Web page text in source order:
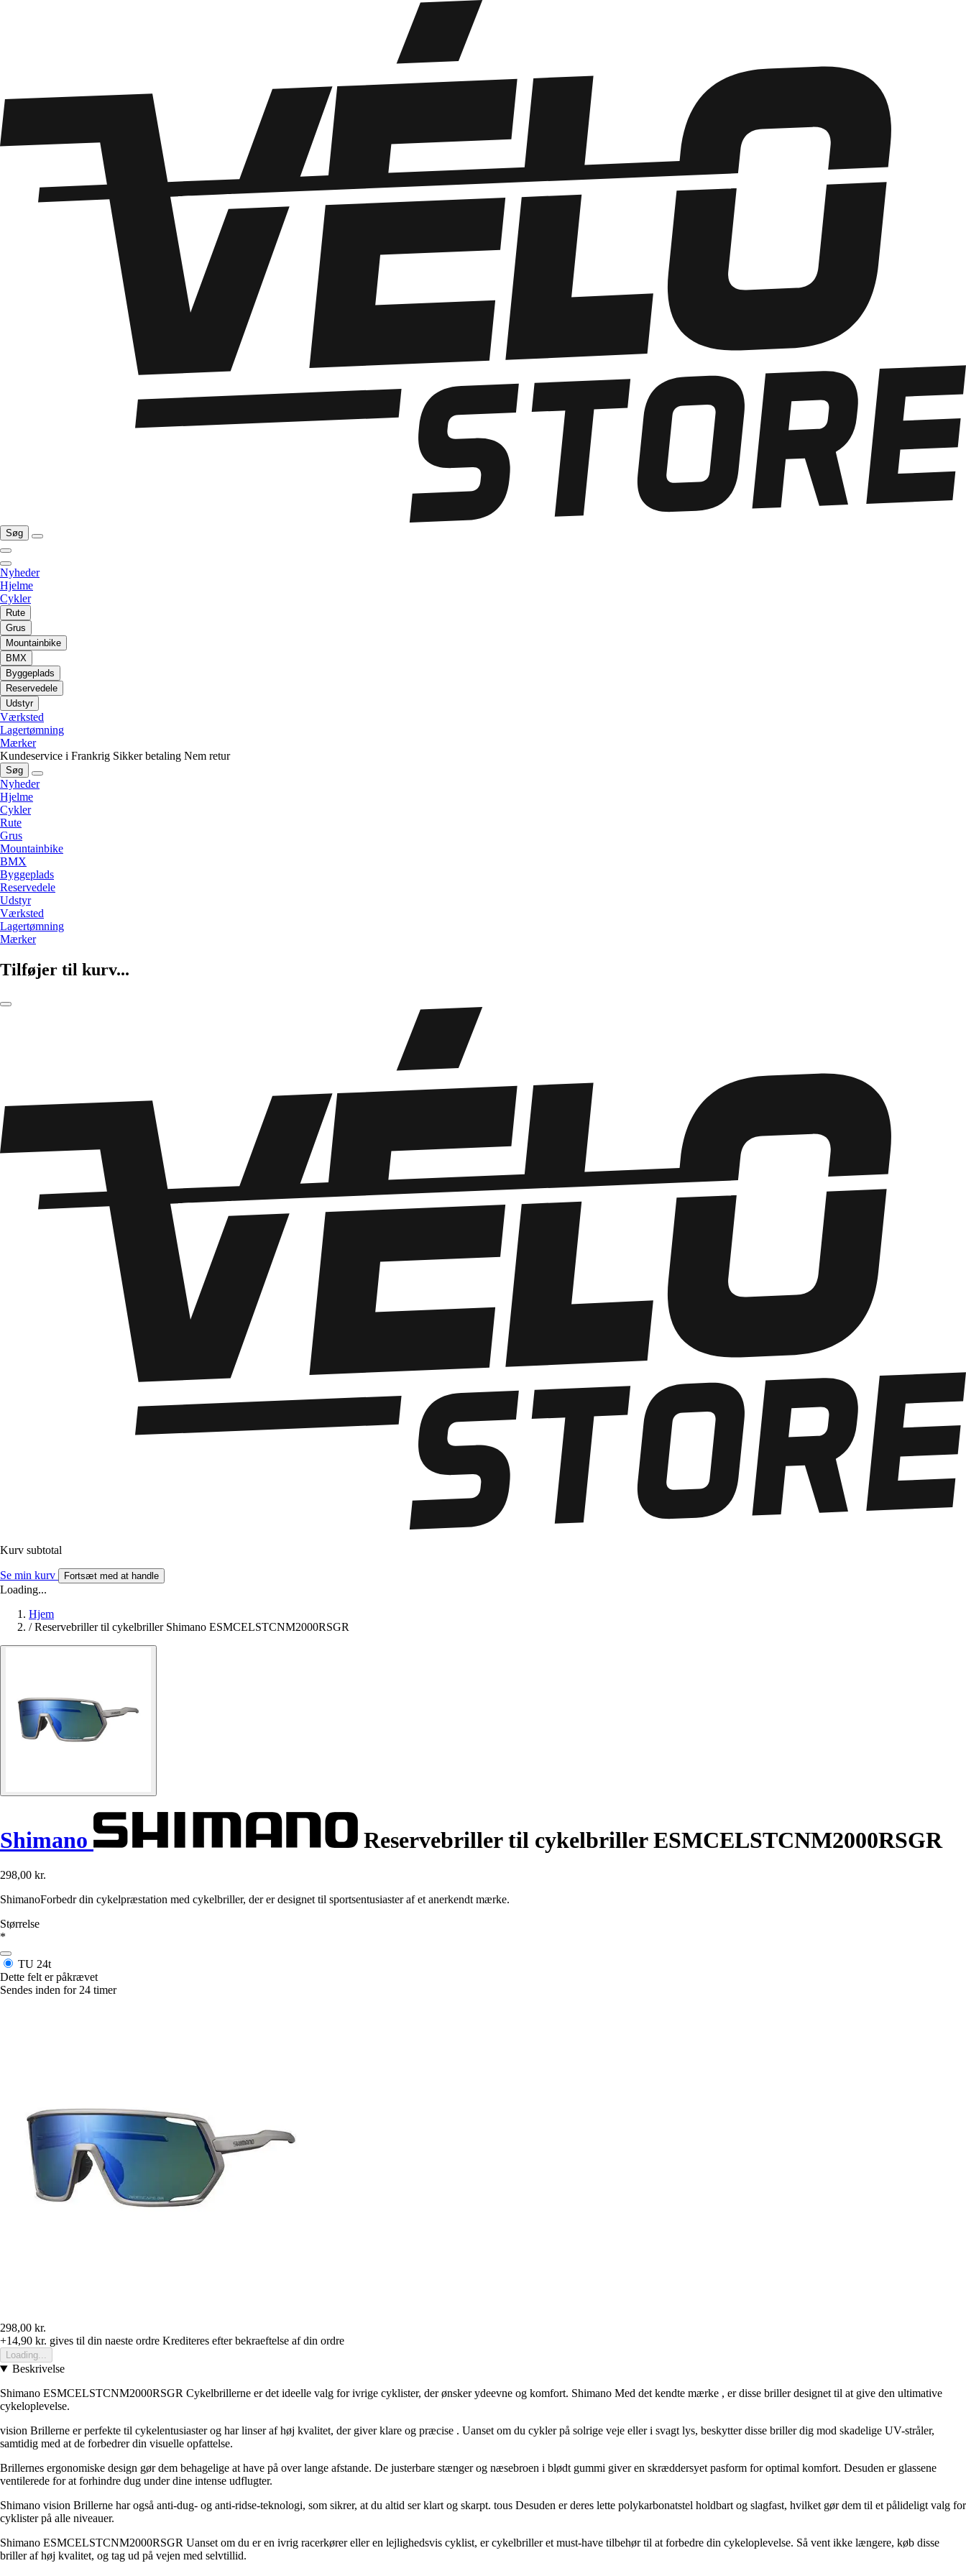
Søg
Nyheder
Hjelme
Cykler
Rute
Grus
Mountainbike
BMX
Byggeplads
Reservedele
Udstyr
Værksted
Lagertømning
Mærker
Kundeservice i Frankrig Sikker betaling Nem retur
Søg
Nyheder
Hjelme
Cykler
Rute
Grus
Mountainbike
BMX
Byggeplads
Reservedele
Udstyr
Værksted
Lagertømning
Mærker
Tilføjer til kurv...
Kurv subtotal
Se min kurv Fortsæt med at handle
Loading...
Hjem
/ Reservebriller til cykelbriller Shimano ESMCELSTCNM2000RSGR
Shimano Reservebriller til cykelbriller ESMCELSTCNM2000RSGR
298,00 kr.
ShimanoForbedr din cykelpræstation med cykelbriller, der er designet til sportsentusiaster af et anerkendt mærke.
Størrelse
*
TU 24t
Dette felt er påkrævet
Sendes inden for 24 timer
298,00 kr.
+14,90 kr. gives til din naeste ordre Krediteres efter bekraeftelse af din ordre
Loading...
Beskrivelse
Shimano ESMCELSTCNM2000RSGR Cykelbrillerne er det ideelle valg for ivrige cyklister, der ønsker ydeevne og komfort. Shimano Med det kendte mærke , er disse briller designet til at give den ultimative
cykeloplevelse.
vision Brillerne er perfekte til cykelentusiaster og har linser af høj kvalitet, der giver klare og præcise . Uanset om du cykler på solrige veje eller i svagt lys, beskytter disse briller dig mod skadelige UV-stråler,
samtidig med at de forbedrer din visuelle opfattelse.
Brillernes ergonomiske design gør dem behagelige at have på over lange afstande. De justerbare stænger og næsebroen i blødt gummi giver en skræddersyet pasform for optimal komfort. Desuden er glassene
ventilerede for at forhindre dug under dine intense udflugter.
Shimano vision Brillerne har også anti-dug- og anti-ridse-teknologi, som sikrer, at du altid ser klart og skarpt. tous Desuden er deres lette polykarbonatstel holdbart og slagfast, hvilket gør dem til et pålideligt valg for
cyklister på alle niveauer.
Shimano ESMCELSTCNM2000RSGR Uanset om du er en ivrig racerkører eller en lejlighedsvis cyklist, er cykelbriller et must-have tilbehør til at forbedre din cykeloplevelse. Så vent ikke længere, køb disse
briller af høj kvalitet, og tag ud på vejen med selvtillid.